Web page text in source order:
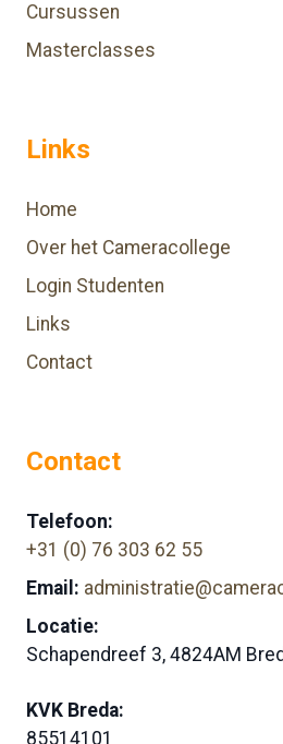
Cursussen
Masterclasses
Links
Home
Over het Cameracollege
Login Studenten
Links
Contact
Contact
Telefoon:
+31 (0) 76 303 62 55
Email:
Locatie:
Schapendreef 3, 4824AM
KVK Breda:
85514101